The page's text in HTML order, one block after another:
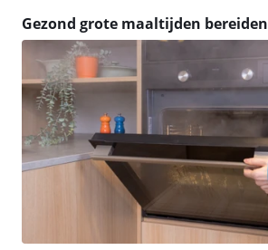
Gezond grote maaltijden bereiden